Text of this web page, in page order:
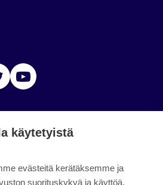
Twitter
käytetyistä
evästeitä kerätäksemme ja
suorituskykyä ja käyttöä,